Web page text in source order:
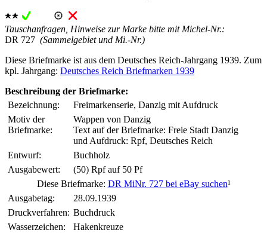
Tauschanfragen, Hinweise zur Marke bitte mit Michel-Nr.:
DR 727 (Sammelgebiet und Mi.-Nr.)
Diese Briefmarke ist aus dem Deutsches Reich-Jahrgang 1939. Zum
kpl. Jahrgang: Deutsches Reich Briefmarken 1939
Beschreibung der Briefmarke:
Bezeichnung:
Freimarkenserie, Danzig mit Aufdruck
Motiv der
Briefmarke:
Wappen von Danzig
Text auf der Briefmarke: Freie Stadt Danzig
und Aufdruck: Rpf, Deutsches Reich
Entwurf:
Buchholz
Ausgabewert:
(50) Rpf auf 50 Pf
Diese Briefmarke: DR MiNr. 727 bei eBay suchen¹
Ausgabetag:
28.09.1939
Druckverfahren: Buchdruck
Wasserzeichen:
Hakenkreuze